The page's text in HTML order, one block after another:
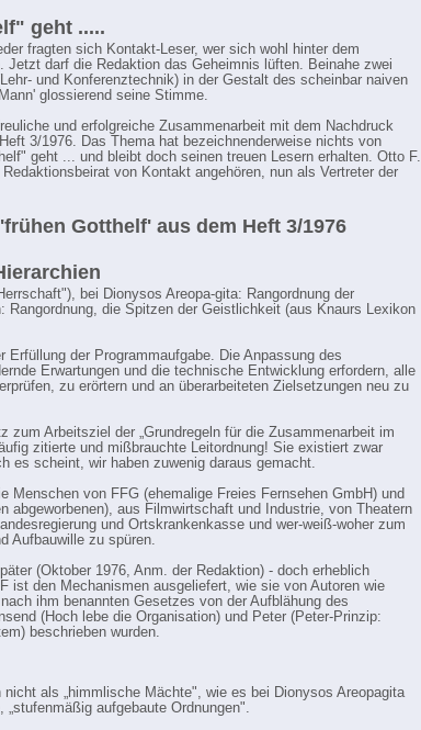
geht .....
fragten sich Kontakt-Leser, wer sich wohl hinter dem
Jetzt darf die Redaktion das Geheimnis lüften. Beinahe zwei
und Konferenztechnik) in der Gestalt des scheinbar naiven
glossierend seine Stimme.
und erfolgreiche Zusammenarbeit mit dem Nachdruck
3/1976. Das Thema hat bezeichnenderweise nichts von
geht ... und bleibt doch seinen treuen Lesern erhalten. Otto F.
von Kontakt angehören, nun als Vertreter der
Gotthelf' aus dem Heft 3/1976
bei Dionysos Areopa-gita: Rangordnung der
Rangordnung, die Spitzen der Geistlichkeit (aus Knaurs Lexikon
Erfüllung der Programmaufgabe. Die Anpassung des
Erwartungen und die technische Entwicklung erfordern, alle
zu erörtern und an überarbeiteten Zielsetzungen neu zu
zum Arbeitsziel der „Grundregeln für die Zusammenarbeit im
zitierte und mißbrauchte Leitordnung! Sie existiert zwar
es scheint, wir haben zuwenig daraus gemacht.
Menschen von FFG (ehemalige Freies Fernsehen GmbH) und
abgeworbenen), aus Filmwirtschaft und Industrie, von Theatern
und Ortskrankenkasse und wer-weiß-woher zum
Aufbauwille zu spüren.
(Oktober 1976, Anm. der Redaktion) - doch erheblich
ist den Mechanismen ausgeliefert, wie sie von Autoren wie
ihm benannten Gesetzes von der Aufblähung des
(Hoch lebe die Organisation) und Peter (Peter-Prinzip:
beschrieben wurden.
nicht als „himmlische Mächte", wie es bei Dionysos Areopagita
aufgebaute Ordnungen".